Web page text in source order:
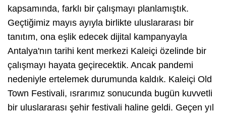
kapsamında, farklı bir çalışmayı planlamıştık.
Geçtiğimiz mayıs ayıyla birlikte uluslararası bir
tanıtım, ona eşlik edecek dijital kampanyayla
Antalya'nın tarihi kent merkezi Kaleiçi özelinde bir
çalışmayı hayata geçirecektik. Ancak pandemi
nedeniyle ertelemek durumunda kaldık. Kaleiçi Old
Town Festivali, ısrarımız sonucunda bugün kuvvetli
bir uluslararası şehir festivali haline geldi. Geçen yıl